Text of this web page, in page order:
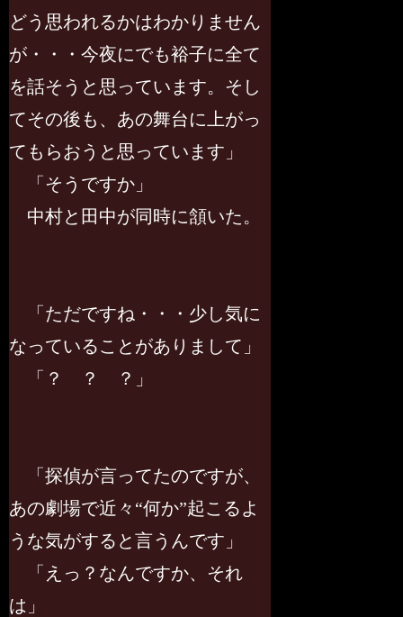
どう思われるかはわかりません
が・・・今夜にでも裕子に全て
を話そうと思っています。そし
てその後も、あの舞台に上がっ
てもらおうと思っています」
「そうですか」
中村と田中が同時に頷いた。
「ただですね・・・少し気に
なっていることがありまして」
「？ ？ ？」
「探偵が言ってたのですが、
あの劇場で近々“何か”起こるよ
うな気がすると言うんです」
「えっ？なんですか、それ
は」